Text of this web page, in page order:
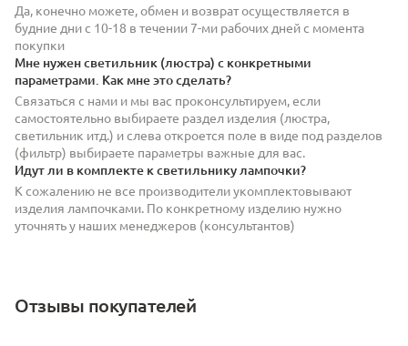
Да, конечно можете, обмен и возврат осуществляется в
будние дни с 10-18 в течении 7-ми рабочих дней с момента
покупки
Мне нужен светильник (люстра) с конкретными
параметрами. Как мне это сделать?
Связаться с нами и мы вас проконсультируем, если
самостоятельно выбираете раздел изделия (люстра,
светильник итд.) и слева откроется поле в виде под разделов
(фильтр) выбираете параметры важные для вас.
Идут ли в комплекте к светильнику лампочки?
К сожалению не все производители укомплектовывают
изделия лампочками. По конкретному изделию нужно
уточнять у наших менеджеров (консультантов)
Отзывы покупателей